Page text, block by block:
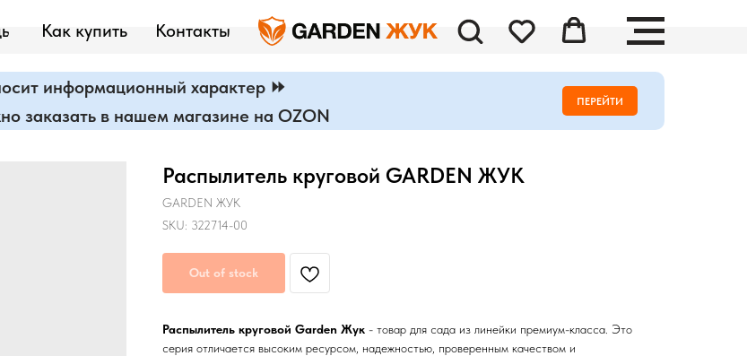
Контакты
Как купить
информационный характер ⏩
заказать в нашем магазине на OZON
ПЕРЕЙТИ
Распылитель круговой GARDEN ЖУК
GARDEN ЖУК
SKU: 322714-00
Out of stock
Распылитель круговой Garden Жук - товар для сада из линейки премиум-класса. Это
серия отличается высоким ресурсом, надежностью, проверенным качеством и